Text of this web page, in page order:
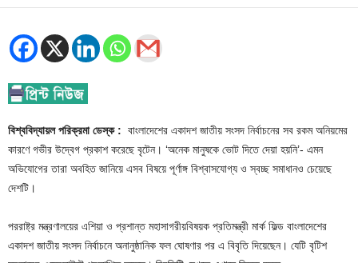
বিশ্ববিদ্যায়ল পরিক্রমা ডেস্ক : বাংলাদেশের একাদশ জাতীয় সংসদ নির্বাচনের সব রকম অনিয়মের
কারণে গভীর উদ্বেগ প্রকাশ করেছে বৃটেন। ‘অনেক মানুষকে ভোট দিতে দেয়া হয়নি’- এমন
অভিযোগের তারা অবহিত জানিয়ে এসব বিষয়ে পূর্ণাঙ্গ বিশ্বাসযোগ্য ও স্বচ্ছ সমাধানও চেয়েছে
দেশটি।
পররাষ্ট্র মন্ত্রণালয়ের এশিয়া ও প্রশান্ত মহাসাগরীয়বিষয়ক প্রতিমন্ত্রী মার্ক ফিল্ড বাংলাদেশের
একাদশ জাতীয় সংসদ নির্বাচনে অনানুষ্ঠানিক ফল ঘোষণার পর এ বিবৃতি দিয়েছেন। যেটি বৃটিশ